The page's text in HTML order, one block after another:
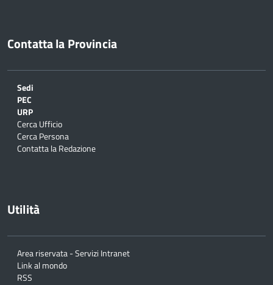
Contatta la Provincia
Sedi
PEC
URP
Cerca Ufficio
Cerca Persona
Contatta la Redazione
Utilità
Area riservata - Servizi Intranet
Link al mondo
RSS